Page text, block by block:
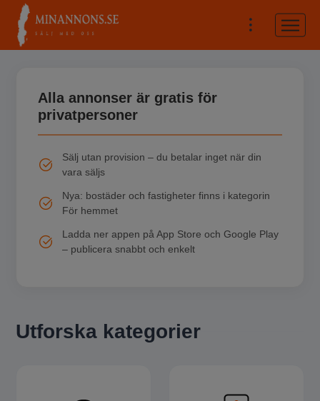
Alla annonser är gratis för
privatpersoner
Sälj utan provision – du betalar inget när din
vara säljs
Nya: bostäder och fastigheter finns i kategorin
För hemmet
Ladda ner appen på App Store och Google Play
– publicera snabbt och enkelt
Utforska kategorier